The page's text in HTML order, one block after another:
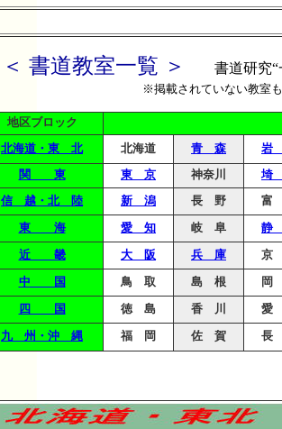
＜ 書道教室一覧 ＞ 書道研究“
※掲載されていない教室
地区ブロック
北海道・東 北 北海道 青 森 岩
関 東 東 京 神奈川 埼
信 越・北 陸 新 潟 長 野 富
東 海 愛 知 岐 阜 静
近 畿 大 阪 兵 庫 京
中 国 鳥 取 島 根 岡
四 国 徳 島 香 川 愛
九 州・沖 縄 福 岡 佐 賀 長